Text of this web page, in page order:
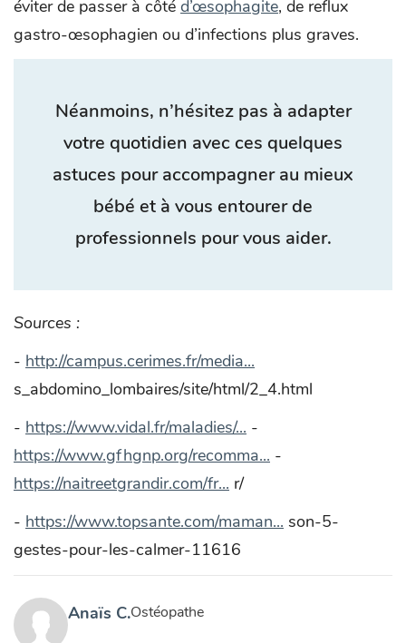
éviter de passer à côté d’œsophagite, de reflux
gastro-œsophagien ou d’infections plus graves.
Néanmoins, n’hésitez pas à adapter
votre quotidien avec ces quelques
astuces pour accompagner au mieux
bébé et à vous entourer de
professionnels pour vous aider.
Sources :
- http://campus.cerimes.fr/media...
s_abdomino_lombaires/site/html/2_4.html
- https://www.vidal.fr/maladies/... -
https://www.gfhgnp.org/recomma... -
https://naitreetgrandir.com/fr... r/
- https://www.topsante.com/maman... son-5-
gestes-pour-les-calmer-11616
Anaïs C.Ostéopathe